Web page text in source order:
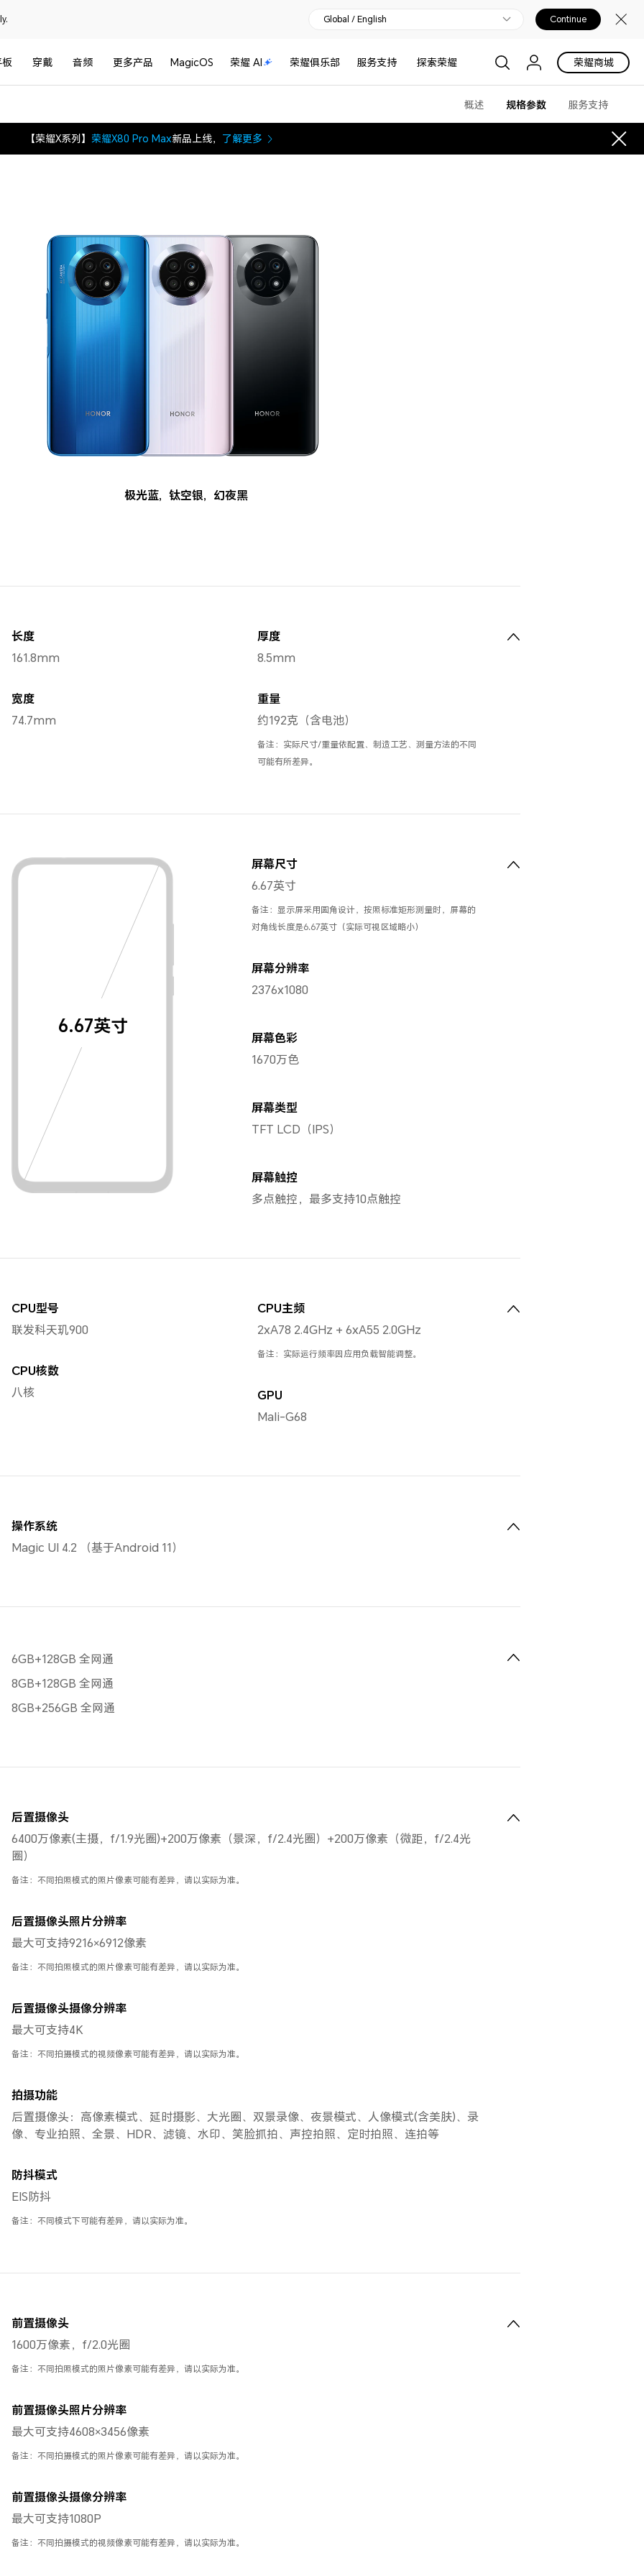
Global / English Continue
穿戴 音频 更多产品 MagicOS 荣耀 AI 荣耀俱乐部 服务支持 探索荣耀 荣耀商城
概述 规格参数 服务支持
【荣耀X系列】 荣耀X80 Pro Max新品上线， 了解更多
极光蓝, 钛空银, 幻夜黑
长度
161.8mm
宽度
74.7mm
厚度
8.5mm
重量
约192克（含电池）
备注：实际尺寸/重量依配置、制造工艺、测量方法的不同
可能有所差异。
6.67英寸
屏幕尺寸
6.67英寸
备注：显示屏采用圆角设计，按照标准矩形测量时，屏幕的
对角线长度是6.67英寸（实际可视区域略小）
屏幕分辨率
2376x1080
屏幕色彩
1670万色
屏幕类型
TFT LCD（IPS）
屏幕触控
多点触控，最多支持10点触控
CPU型号
联发科天玑900
CPU核数
八核
CPU主频
2xA78 2.4GHz + 6xA55 2.0GHz
备注：实际运行频率因应用负载智能调整。
GPU
Mali-G68
操作系统
Magic UI 4.2 （基于Android 11）
6GB+128GB 全网通
8GB+128GB 全网通
8GB+256GB 全网通
后置摄像头
6400万像素(主摄，f/1.9光圈)+200万像素（景深，f/2.4光圈）+200万像素（微距，f/2.4光
圈）
备注：不同拍照模式的照片像素可能有差异，请以实际为准。
后置摄像头照片分辨率
最大可支持9216×6912像素
备注：不同拍照模式的照片像素可能有差异，请以实际为准。
后置摄像头摄像分辨率
最大可支持4K
备注：不同拍摄模式的视频像素可能有差异，请以实际为准。
拍摄功能
后置摄像头：高像素模式、延时摄影、大光圈、双景录像、夜景模式、人像模式(含美肤)、录
像、专业拍照、全景、HDR、滤镜、水印、笑脸抓拍、声控拍照、定时拍照、连拍等
防抖模式
EIS防抖
备注：不同模式下可能有差异，请以实际为准。
前置摄像头
1600万像素，f/2.0光圈
备注：不同拍照模式的照片像素可能有差异，请以实际为准。
前置摄像头照片分辨率
最大可支持4608×3456像素
备注：不同拍摄模式的照片像素可能有差异，请以实际为准。
前置摄像头摄像分辨率
最大可支持1080P
备注：不同拍摄模式的视频像素可能有差异，请以实际为准。